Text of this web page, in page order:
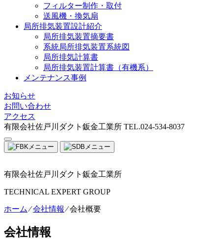
フィルター制作・取付
送風機・換気扇
局所排気装置設計紹介
局所排気装置摘要書
系統局所排気装置系統図
局所排気計算書
局所排気装置計算書（有機系）
メンテナンス事例
お知らせ
お問い合わせ
アクセス
有限会社佐戸川ダクト鈑金工業所 TEL.024-534-8037
有限会社佐戸川ダクト鈑金工業所
TECHNICAL EXPERT GROUP
ホーム ⁄会社情報 ⁄会社概要
会社情報